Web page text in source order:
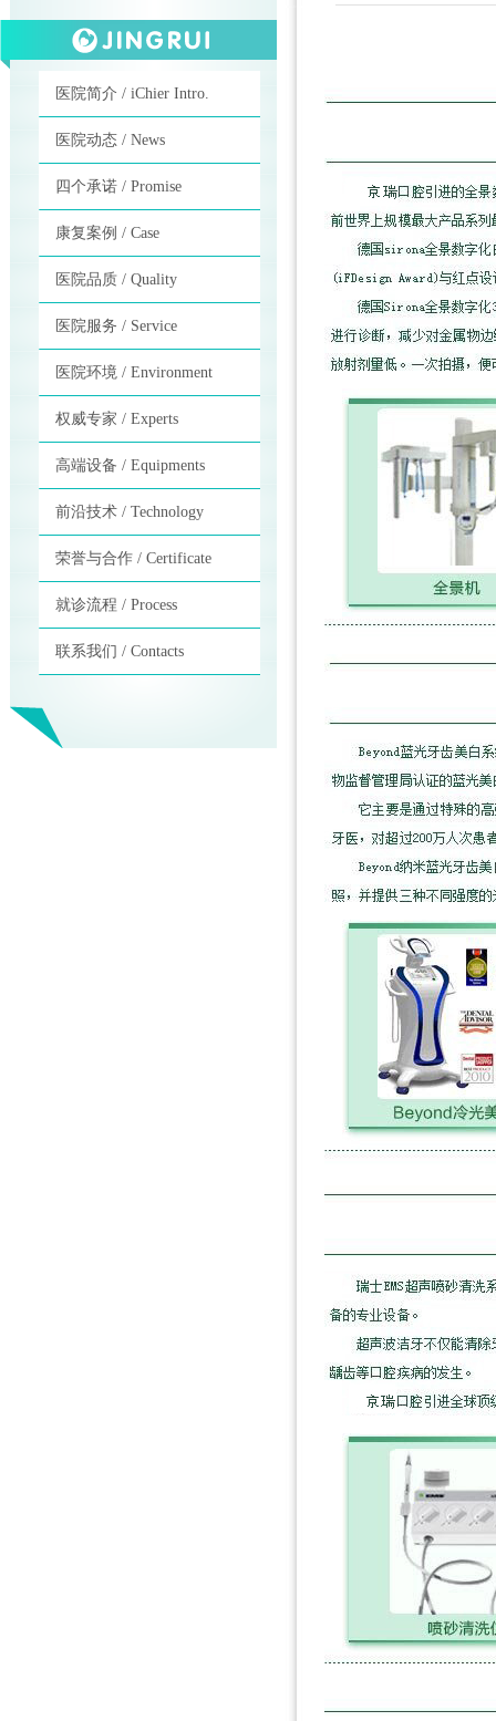
医院简介 / iChier Intro.
医院动态 / News
四个承诺 / Promise
康复案例 / Case
医院品质 / Quality
医院服务 / Service
医院环境 / Environment
权威专家 / Experts
高端设备 / Equipments
前沿技术 / Technology
荣誉与合作 / Certificate
就诊流程 / Process
联系我们 / Contacts